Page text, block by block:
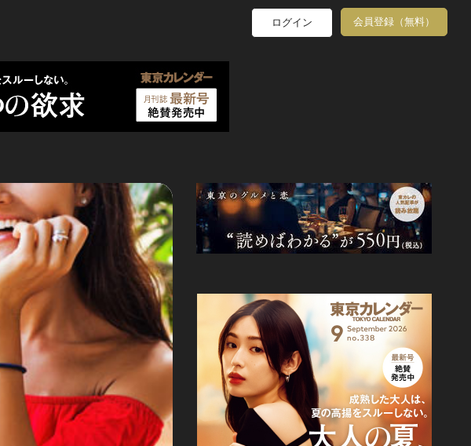
ログイン 会員登録（無料）